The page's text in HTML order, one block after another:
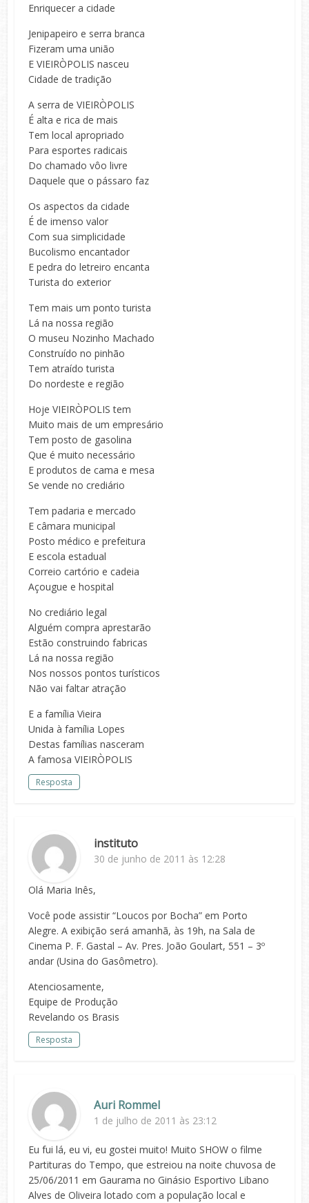
Enriquecer a cidade
Jenipapeiro e serra branca
Fizeram uma união
E VIEIRÒPOLIS nasceu
Cidade de tradição
A serra de VIEIRÒPOLIS
É alta e rica de mais
Tem local apropriado
Para esportes radicais
Do chamado vôo livre
Daquele que o pássaro faz
Os aspectos da cidade
É de imenso valor
Com sua simplicidade
Bucolismo encantador
E pedra do letreiro encanta
Turista do exterior
Tem mais um ponto turista
Lá na nossa região
O museu Nozinho Machado
Construído no pinhão
Tem atraído turista
Do nordeste e região
Hoje VIEIRÒPOLIS tem
Muito mais de um empresário
Tem posto de gasolina
Que é muito necessário
E produtos de cama e mesa
Se vende no crediário
Tem padaria e mercado
E câmara municipal
Posto médico e prefeitura
E escola estadual
Correio cartório e cadeia
Açougue e hospital
No crediário legal
Alguém compra aprestarão
Estão construindo fabricas
Lá na nossa região
Nos nossos pontos turísticos
Não vai faltar atração
E a família Vieira
Unida à família Lopes
Destas famílias nasceram
A famosa VIEIRÒPOLIS
Resposta
instituto
30 de junho de 2011 às 12:28
Olá Maria Inês,
Você pode assistir “Loucos por Bocha” em Porto
Alegre. A exibição será amanhã, às 19h, na Sala de
Cinema P. F. Gastal – Av. Pres. João Goulart, 551 – 3º
andar (Usina do Gasômetro).
Atenciosamente,
Equipe de Produção
Revelando os Brasis
Resposta
Auri Rommel
1 de julho de 2011 às 23:12
Eu fui lá, eu vi, eu gostei muito! Muito SHOW o filme
Partituras do Tempo, que estreiou na noite chuvosa de
25/06/2011 em Gaurama no Ginásio Esportivo Libano
Alves de Oliveira lotado com a população local e